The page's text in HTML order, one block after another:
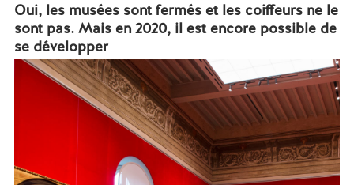
Oui, les musées sont fermés et les coiffeurs ne le
sont pas. Mais en 2020, il est encore possible de
se développer